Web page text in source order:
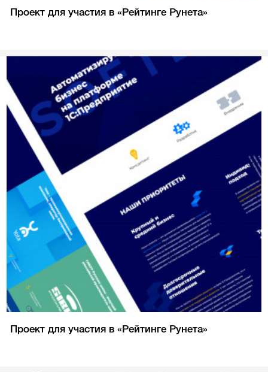
Проект для участия в «Рейтинге Рунета»
Проект для участия в «Рейтинге Рунета»